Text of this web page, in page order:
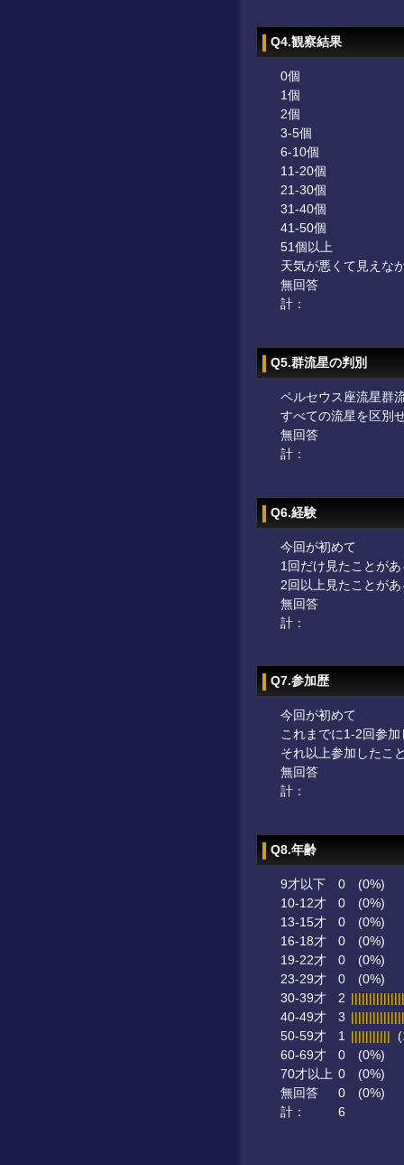
Q4.観察結果
0個
1個
2個
3-5個
6-10個
11-20個
21-30個
31-40個
41-50個
51個以上
天気が悪くて見えな
無回答
計：
Q5.群流星の判別
ペルセウス座流星群
すべての流星を区別
無回答
計：
Q6.経験
今回が初めて
1回だけ見たことがあ
2回以上見たことがあ
無回答
計：
Q7.参加歴
今回が初めて
これまでに1-2回参
それ以上参加したこ
無回答
計：
Q8.年齢
9才以下 0
(0%)
10-12才
0
(0%)
13-15才
0
(0%)
16-18才
0
(0%)
19-22才
0
(0%)
23-29才
0
(0%)
30-39才
2
40-49才
3
50-59才
1 |||||||||||
60-69才
0
(0%)
70才以上 0
(0%)
無回答
0
(0%)
計：
6